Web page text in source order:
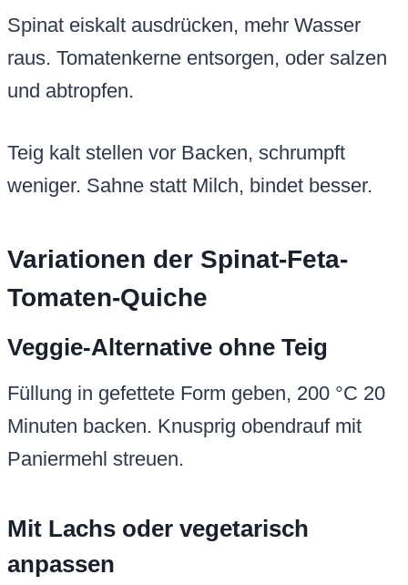
Spinat eiskalt ausdrücken, mehr Wasser
raus. Tomatenkerne entsorgen, oder salzen
und abtropfen.
Teig kalt stellen vor Backen, schrumpft
weniger. Sahne statt Milch, bindet besser.
Variationen der Spinat-Feta-
Tomaten-Quiche
Veggie-Alternative ohne Teig
Füllung in gefettete Form geben, 200 °C 20
Minuten backen. Knusprig obendrauf mit
Paniermehl streuen.
Mit Lachs oder vegetarisch
anpassen